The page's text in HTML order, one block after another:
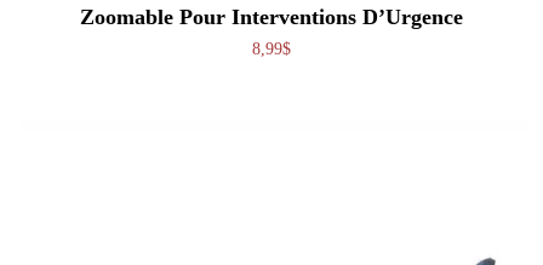
Zoomable Pour Interventions D’Urgence
8,99$